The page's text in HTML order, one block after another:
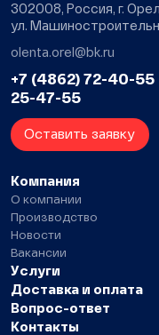
302008, Россия, г.
ул.
olenta.orel@bk.ru
+7 (4862) 72-40-55
25-47-55
Оставить заявку
Компания
О компании
Производство
Новости
Вакансии
Услуги
Доставка и оплата
Вопрос-ответ
Контакты